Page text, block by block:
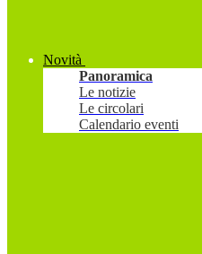
Novità
Panoramica
Le notizie
Le circolari
Calendario eventi